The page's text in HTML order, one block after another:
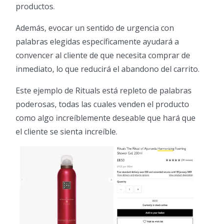
productos.
Además, evocar un sentido de urgencia con
palabras elegidas específicamente ayudará a
convencer al cliente de que necesita comprar de
inmediato, lo que reducirá el abandono del carrito.
Este ejemplo de Rituals está repleto de palabras
poderosas, todas las cuales venden el producto
como algo increíblemente deseable que hará que
el cliente se sienta increíble.